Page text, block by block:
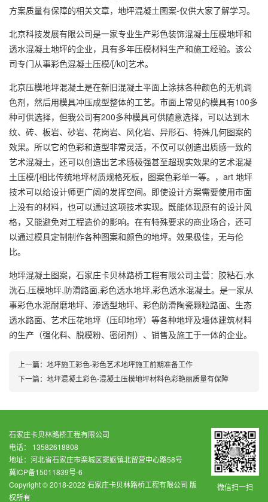
方案质量有保障的相关文章，地坪混凝土图案-仅供大家了解学习。
北京科技发展有限公司是一家专业生产彩色装饰混凝土压模地坪和
透水混凝土地坪的企业，具有多年压模材料生产和施工经验。该公
司专门从事彩色混凝土压模/[/k0]艺术。
北京压模地坪混凝土是在新旧混凝土平面上涂抹各种颜色的无机调
色剂，然后用模具冲压成型整体的工艺。市面上常见的模具有100多
种可供选择，但我公司有200多种模具可供随意选择，可以达到木
纹、砖、板岩、砂岩、花岗岩、风化岩、异形石、特殊几何图案的
效果。所以它的色彩和造型非常灵活，不仅可以创造出质感一致的
艺术混凝土，还可以创造出艺术感极强甚至超现实效果的艺术混凝
土压模/[相比传统地坪材质规格死板，图案色彩单一等。，art 地坪
技术可以给设计师更广阔的发挥空间。即使设计方案需要使用市面
上没有的材料，也可以通过这项技术实现。既能体现原有的设计风
格，又能避免对工程造价的影响。在有特殊要求的商业场合，还可
以通过模具定制制作各种图案和颜色的地坪。效果极佳，无与伦
比。
地坪混凝土图案，石家庄卡贝林路桥工程有限公司主营：胶粘石,水
洗石,压模地坪,防滑路面,彩色透水地坪,彩色透水混凝土。是一家从
事彩色水泥耐磨地坪、渗透型地坪、彩色防滑陶瓷颗粒路面、生态
透水路面、艺术压花地坪（压印地坪）等各种地坪及墙体建筑材料
的生产（强化料、脱模粉、密闭剂）、销售及施工于一体的企业。
上一篇： 地坪施工彩色-彩色艺术地坪施工前期准备工作
下一篇： 地坪混凝土彩色-混凝土压模地坪材料色彩艳丽质量有保障
微信扫一扫
石家庄卡贝林路桥工程有限公司
电话： 13582618808
地址：河北省石家庄市栾城区窦妪镇北留营中心路58号
冀ICP备15011839号-6
Copyright © 2018-2022 石家庄卡贝林路桥工程有限公司 版
权所有